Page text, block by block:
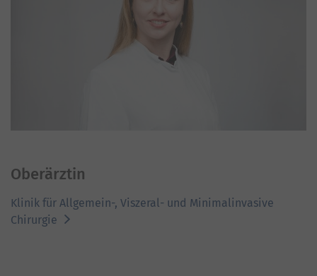
Oberärztin
Klinik für Allgemein-, Viszeral- und Minimalinvasive
Chirurgie